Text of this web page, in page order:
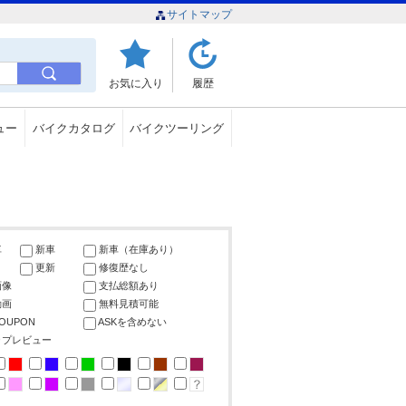
サイトマップ
お気に入り 履歴
ー バイクカタログ バイクツーリング
新車
新車（在庫あり）
更新
修復歴なし
支払総額あり
画
無料見積可能
ASKを含めない
プレビュー